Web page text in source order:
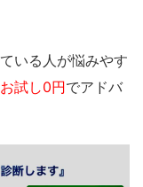
いる人が悩みやす
お試し0円でアドバ